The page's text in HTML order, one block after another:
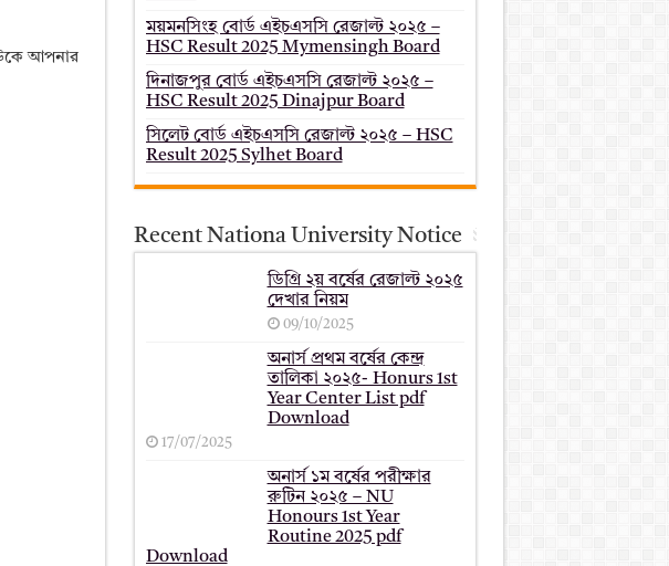
আপনার
ময়মনসিংহ বোর্ড এইচএসসি রেজাল্ট ২০২৫ –
HSC Result 2025 Mymensingh Board
দিনাজপুর বোর্ড এইচএসসি রেজাল্ট ২০২৫ –
HSC Result 2025 Dinajpur Board
সিলেট বোর্ড এইচএসসি রেজাল্ট ২০২৫ – HSC
Result 2025 Sylhet Board
Recent Nationa University Notice
ডিগ্রি ২য় বর্ষের রেজাল্ট ২০২৫
দেখার নিয়ম
09/10/2025
অনার্স প্রথম বর্ষের কেন্দ্র
তালিকা ২০২৫- Honurs 1st
Year Center List pdf
Download
17/07/2025
অনার্স ১ম বর্ষের পরীক্ষার
রুটিন ২০২৫ – NU
Honours 1st Year
Routine 2025 pdf
Download